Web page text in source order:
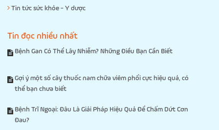
Tin tức sức khỏe - Y dược
Tin đọc nhiều nhất
Bệnh Gan Có Thể Lây Nhiễm? Những Điều Bạn Cần Biết
Gợi ý một số cây thuốc nam chữa viêm phổi cực hiệu quả, có
thể bạn chưa biết
Bệnh Trĩ Ngoại: Đâu Là Giải Pháp Hiệu Quả Để Chấm Dứt Cơn
Đau?